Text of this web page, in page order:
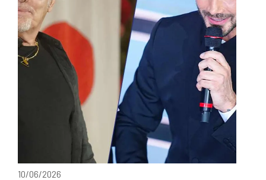
10/06/2026